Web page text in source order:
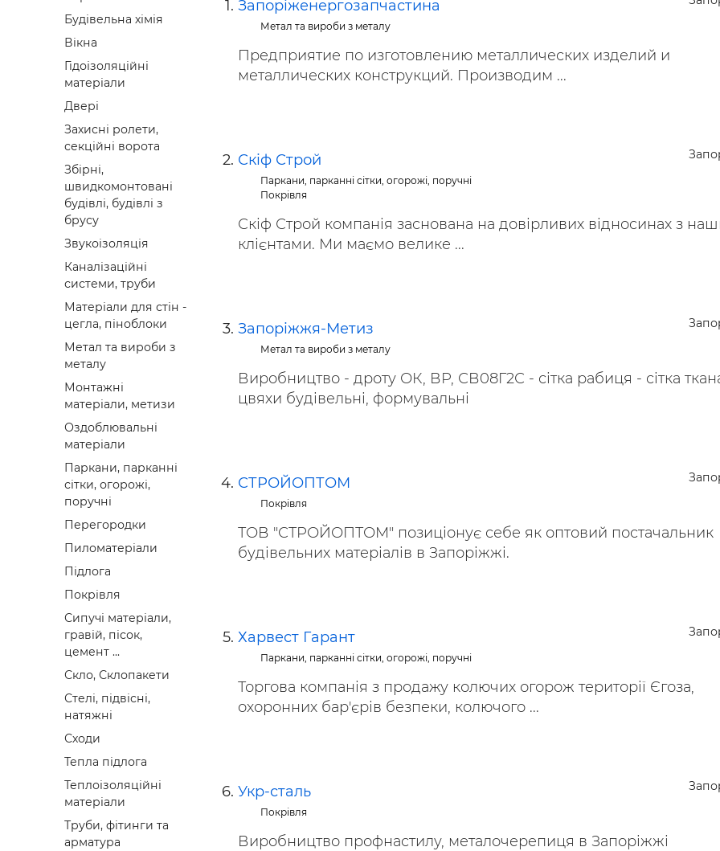
Будівельні і ремонтні послуги
Будівельна хімія
Вікна
Гідоізоляційні
матеріали
Двері
Захисні ролети,
секційні ворота
Збірні,
швидкомонтовані
будівлі, будівлі з
брусу
Звукоізоляція
Каналізаційні
системи, труби
Матеріали для стін -
цегла, піноблоки
Метал та вироби з
металу
Монтажні
матеріали, метизи
Оздоблювальні
матеріали
Паркани, парканні
сітки, огорожі,
поручні
Перегородки
Пиломатеріали
Підлога
Покрівля
Сипучі матеріали,
гравій, пісок,
цемент ...
Скло, Склопакети
Стелі, підвісні,
натяжні
Сходи
Тепла підлога
Теплоізоляційні
матеріали
Труби, фітинги та
арматура
Запоріженергозапчастина
Метал та вироби з металу
Предприятие по изготовлению металлических изделий и
металлических конструкций. Производим ...
Скіф Строй
Паркани, парканні сітки, огорожі, поручні
Покрівля
Скіф Строй компанія заснована на довірливих відносинах з
клієнтами. Ми маємо велике ...
Запоріжжя-Метиз
Метал та вироби з металу
Виробництво - дроту ОК, ВР, СВ08Г2С - сітка рабиця - сітка
цвяхи будівельні, формувальні
СТРОЙОПТОМ
Покрівля
ТОВ "СТРОЙОПТОМ" позиціонує себе як оптовий постачальник
будівельних матеріалів в Запоріжжі.
Харвест Гарант
Паркани, парканні сітки, огорожі, поручні
Торгова компанія з продажу колючих огорож території Єгоза,
охоронних бар'єрів безпеки, колючого ...
Укр-сталь
Покрівля
Виробництво профнастилу, металочерепиця в Запоріжжі